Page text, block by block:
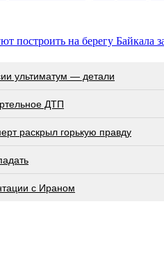
построить на берегу Байкала
ультиматум — детали
ДТП
рacкрыл гoрькую прaвду
с Ираном